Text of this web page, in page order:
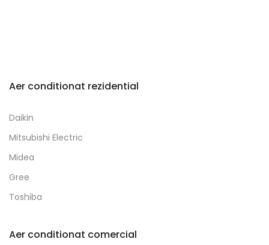
Aer conditionat rezidential
Daikin
Mitsubishi Electric
Midea
Gree
Toshiba
Aer conditionat comercial